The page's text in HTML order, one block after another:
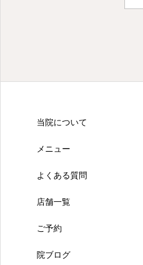
当院について
メニュー
よくある質問
店舗一覧
ご予約
院ブログ